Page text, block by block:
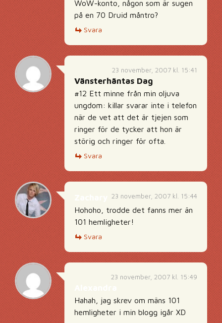
WoW-konto, någon som är sugen
på en 70 Druid måntro?
Svara
23 november, 2007 kl. 15:41
Vänsterhäntas Dag
#12 Ett minne från min oljuva
ungdom: killar svarar inte i telefon
när de vet att det är tjejen som
ringer för de tycker att hon är
störig och ringer för ofta.
Svara
23 november, 2007 kl. 15:44
Hohoho, trodde det fanns mer än
101 hemligheter!
Svara
23 november, 2007 kl. 15:49
Hahah, jag skrev om mäns 101
hemligheter i min blogg igår XD